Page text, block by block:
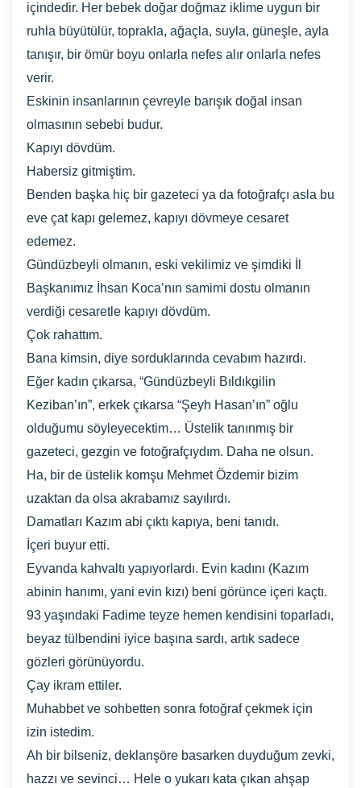
içindedir. Her bebek doğar doğmaz iklime uygun bir
ruhla büyütülür, toprakla, ağaçla, suyla, güneşle, ayla
tanışır, bir ömür boyu onlarla nefes alır onlarla nefes
verir.
Eskinin insanlarının çevreyle barışık doğal insan
olmasının sebebi budur.
Kapıyı dövdüm.
Habersiz gitmiştim.
Benden başka hiç bir gazeteci ya da fotoğrafçı asla bu
eve çat kapı gelemez, kapıyı dövmeye cesaret
edemez.
Gündüzbeyli olmanın, eski vekilimiz ve şimdiki İl
Başkanımız İhsan Koca’nın samimi dostu olmanın
verdiği cesaretle kapıyı dövdüm.
Çok rahattım.
Bana kimsin, diye sorduklarında cevabım hazırdı.
Eğer kadın çıkarsa, “Gündüzbeyli Bıldıkgilin
Keziban’ın”, erkek çıkarsa “Şeyh Hasan’ın” oğlu
olduğumu söyleyecektim… Üstelik tanınmış bir
gazeteci, gezgin ve fotoğrafçıydım. Daha ne olsun.
Ha, bir de üstelik komşu Mehmet Özdemir bizim
uzaktan da olsa akrabamız sayılırdı.
Damatları Kazım abi çıktı kapıya, beni tanıdı.
İçeri buyur etti.
Eyvanda kahvaltı yapıyorlardı. Evin kadını (Kazım
abinin hanımı, yani evin kızı) beni görünce içeri kaçtı.
93 yaşındaki Fadime teyze hemen kendisini toparladı,
beyaz tülbendini iyice başına sardı, artık sadece
gözleri görünüyordu.
Çay ikram ettiler.
Muhabbet ve sohbetten sonra fotoğraf çekmek için
izin istedim.
Ah bir bilseniz, deklanşöre basarken duyduğum zevki,
hazzı ve sevinci… Hele o yukarı kata çıkan ahşap